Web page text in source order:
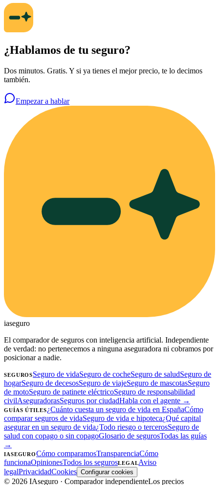
¿Hablamos de tu seguro?
Dos minutos. Gratis. Y si ya tienes el mejor precio, te lo decimos
también.
Empezar a hablar
iaseguro
El comparador de seguros con inteligencia artificial. Independiente
de verdad: no pertenecemos a ninguna aseguradora ni cobramos por
posicionar a nadie.
SEGUROSSeguro de vidaSeguro de cocheSeguro de saludSeguro de
hogarSeguro de decesosSeguro de viajeSeguro de mascotasSeguro
de motoSeguro de patinete eléctricoSeguro de responsabilidad
civilAseguradorasSeguros por ciudadHabla con el agente →
GUÍAS ÚTILES¿Cuánto cuesta un seguro de vida en EspañaCómo
comparar seguros de vidaSeguro de vida e hipoteca¿Qué capital
asegurar en un seguro de vida¿Todo riesgo o tercerosSeguro de
salud con copago o sin copagoGlosario de segurosTodas las guías
→
IASEGUROCómo comparamosTransparenciaCómo
funcionaOpinionesTodos los segurosLEGALAviso
legalPrivacidadCookies Configurar cookies
© 2026 IAseguro · Comparador independienteLos precios